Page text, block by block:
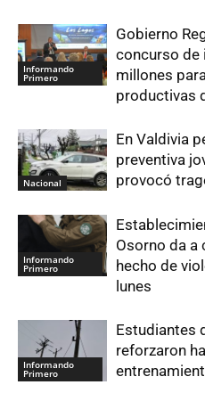
Informando
Primero
Gobierno
concurso de
millones
productivas
Nacional
En Valdivia
preventiva
provocó
Informando
Primero
Osorno da a
hecho de
lunes
Informando
Primero
Estudiantes
reforzaron